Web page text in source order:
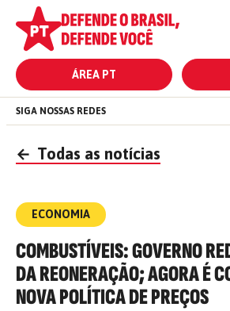
ÁREA PT
SIGA NOSSAS REDES
← Todas as notícias
ECONOMIA
COMBUSTÍVEIS: GOVERNO
DA REONERAÇÃO; AGORA É
NOVA POLÍTICA DE PREÇOS